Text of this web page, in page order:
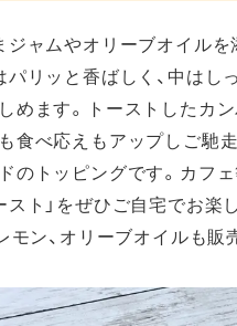
ジャムやオリーブオイル
リッと香ばしく、中はし
めます。トーストしたカ
べ応えもアップしご馳走
のトッピングです。カフ
ト」をぜひご自宅でお楽
ン、オリーブオイルも販